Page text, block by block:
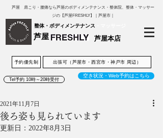
芦屋 肩こり・腰痛なら芦屋のボディメンテナンス・整体院、整体・マッサー
ジの【芦屋FRESHLY】｜芦屋市｜
芦屋本店
整体・ボディメンテナンス
芦屋
予約優先制 出張可（芦屋市・西宮市・神戸市 周辺）
Tel予約 10時～20時受付
空き状況・Web予約はこちら
後ろ姿も見られています
2021年11月7日
更新日： 2022年8月3日